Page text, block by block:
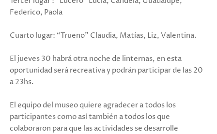
Federico, Paola
Cuarto lugar: “Trueno” Claudia, Matías, Liz, Valentina.
El jueves 30 habrá otra noche de linternas, en esta
oportunidad será recreativa y podrán participar de las 20
a 23hs.
El equipo del museo quiere agradecer a todos los
participantes como así también a todos los que
colaboraron para que las actividades se desarrolle